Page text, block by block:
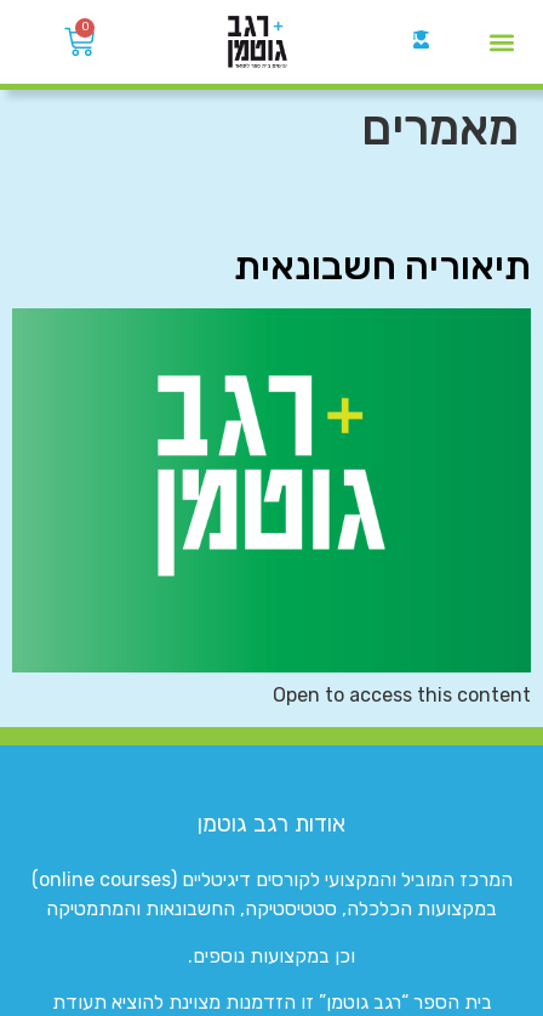
0
מאמרים
תיאוריה חשבונאית
Open to access this content
אודות רגב גוטמן
המרכז המוביל והמקצועי לקורסים דיגיטליים (online courses)
במקצועות הכלכלה, סטטיסטיקה, החשבונאות והמתמטיקה
וכן במקצועות נוספים.
בית הספר “רגב גוטמן” זו הזדמנות מצוינת להוציא תעודת